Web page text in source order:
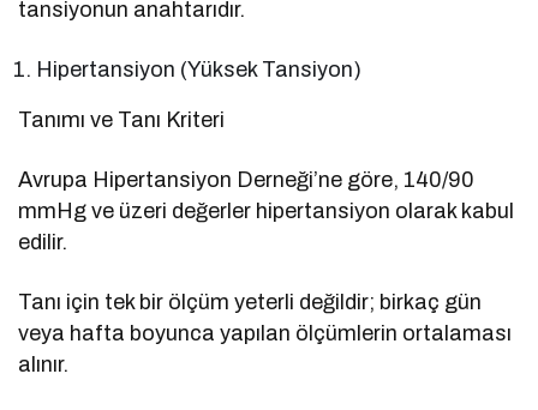
tansiyonun anahtarıdır.
Hipertansiyon (Yüksek Tansiyon)
Tanımı ve Tanı Kriteri
Avrupa Hipertansiyon Derneği’ne göre, 140/90
mmHg ve üzeri değerler hipertansiyon olarak kabul
edilir.
Tanı için tek bir ölçüm yeterli değildir; birkaç gün
veya hafta boyunca yapılan ölçümlerin ortalaması
alınır.